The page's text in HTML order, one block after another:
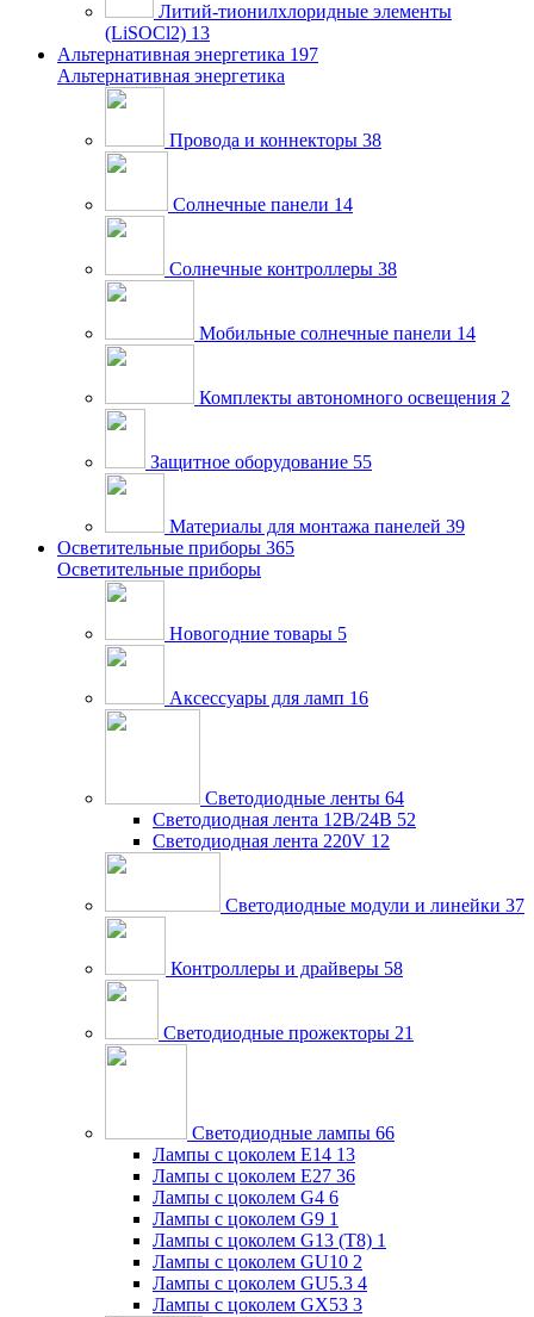
Литий-тионилхлоридные элементы
(LiSOCl2) 13
Альтернативная энергетика 197
Альтернативная энергетика
Провода и коннекторы 38
Солнечные панели 14
Солнечные контроллеры 38
Мобильные солнечные панели 14
Комплекты автономного освещения 2
Защитное оборудование 55
Материалы для монтажа панелей 39
Осветительные приборы 365
Осветительные приборы
Новогодние товары 5
Аксессуары для ламп 16
Светодиодные ленты 64
Светодиодная лента 12В/24В 52
Светодиодная лента 220V 12
Светодиодные модули и линейки 37
Контроллеры и драйверы 58
Светодиодные прожекторы 21
Светодиодные лампы 66
Лампы с цоколем E14 13
Лампы с цоколем E27 36
Лампы с цоколем G4 6
Лампы с цоколем G9 1
Лампы с цоколем G13 (Т8) 1
Лампы с цоколем GU10 2
Лампы с цоколем GU5.3 4
Лампы с цоколем GX53 3